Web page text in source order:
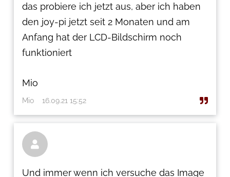
das probiere ich jetzt aus, aber ich haben
den joy-pi jetzt seit 2 Monaten und am
Anfang hat der LCD-Bildschirm noch
funktioniert
Mio
Mio 16.09.21 15:52

Und immer wenn ich versuche das Image